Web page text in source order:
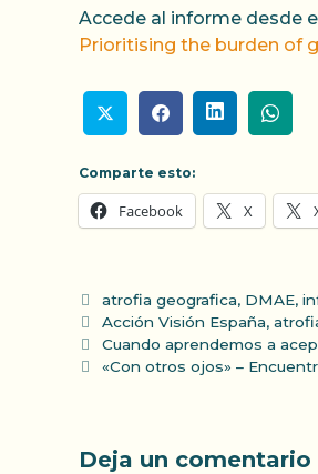
Accede al informe desde
Prioritising the burden of
Comparte esto:
Facebook X
Categorías
atrofia geografica, DMAE,
Etiquetas
Acción Visión España,
Cuando aprendemos a
«Con otros ojos» –
Deja un comentario